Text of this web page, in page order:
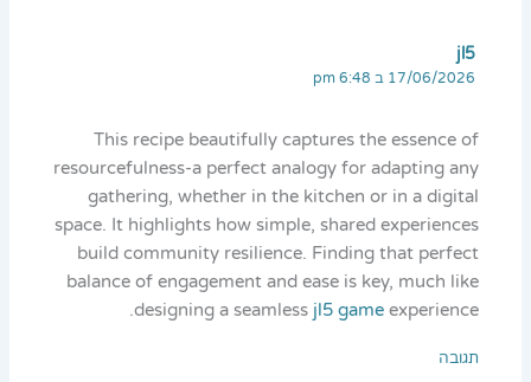
jl5
17/06/2026 ב 6:48 pm
This recipe beautifully captures the essence of
resourcefulness-a perfect analogy for adapting any
gathering, whether in the kitchen or in a digital
space. It highlights how simple, shared experiences
build community resilience. Finding that perfect
balance of engagement and ease is key, much like
designing a seamless jl5 gameexperience.
תגובה